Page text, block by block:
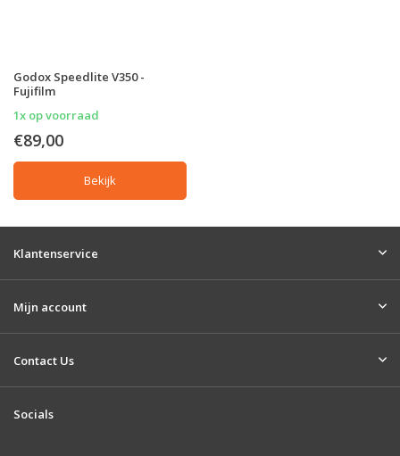
Godox Speedlite V350 -
Fujifilm
1x op voorraad
€89,00
Bekijk
Klantenservice
Mijn account
Contact Us
Socials